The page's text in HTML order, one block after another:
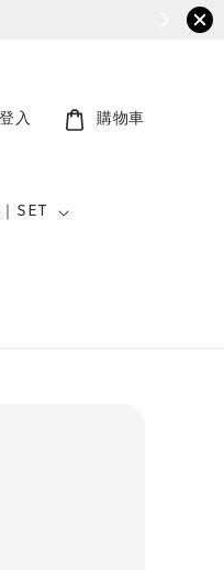
SET
登入 購物車